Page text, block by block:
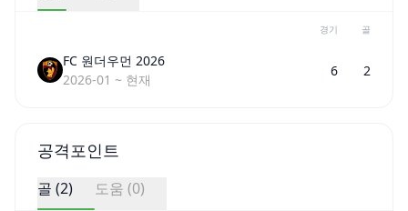
경기 골
FC 원더우먼 2026
2026-01 ~ 현재
6 2
공격포인트
골 (2) 도움 (0)